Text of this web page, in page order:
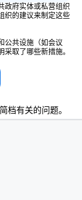
府实体或私营组织
织的建议来制定这些
共设施（如会议
取了哪些新措施。
档有关的问题。